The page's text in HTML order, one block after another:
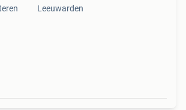
Leeuwarden